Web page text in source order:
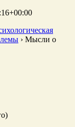
› Мысли о